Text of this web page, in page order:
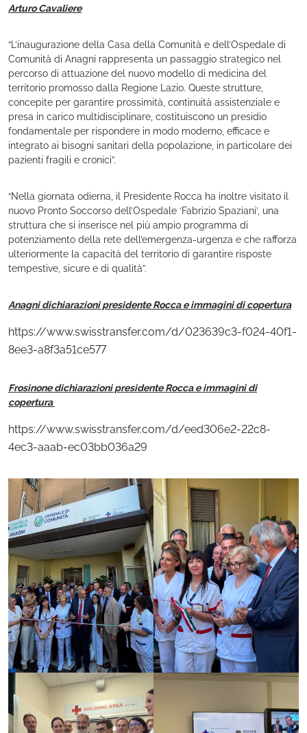
Arturo Cavaliere
“L’inaugurazione della Casa della Comunità e dell’Ospedale di
Comunità di Anagni rappresenta un passaggio strategico nel
percorso di attuazione del nuovo modello di medicina del
territorio promosso dalla Regione Lazio. Queste strutture,
concepite per garantire prossimità, continuità assistenziale e
presa in carico multidisciplinare, costituiscono un presidio
fondamentale per rispondere in modo moderno, efficace e
integrato ai bisogni sanitari della popolazione, in particolare dei
pazienti fragili e cronici”.
“Nella giornata odierna, il Presidente Rocca ha inoltre visitato il
nuovo Pronto Soccorso dell’Ospedale ‘Fabrizio Spaziani’, una
struttura che si inserisce nel più ampio programma di
potenziamento della rete dell’emergenza-urgenza e che rafforza
ulteriormente la capacità del territorio di garantire risposte
tempestive, sicure e di qualità”.
Anagni dichiarazioni presidente Rocca e immagini di copertura
https://www.swisstransfer.com/d/023639c3-f024-40f1-
8ee3-a8f3a51ce577
Frosinone dichiarazioni presidente Rocca e immagini di
copertura
https://www.swisstransfer.com/d/eed306e2-22c8-
4ec3-aaab-ec03bb036a29